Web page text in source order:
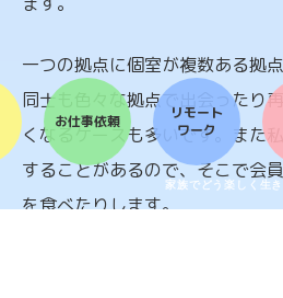
一つの拠点に個室が複数ある拠
同士も色々な拠点で出会ったり
くなるケースも多いです。また
することがあるので、そこで会
を食べたりします。
お仕事依頼
リモート
ワーク
家族でどう楽しく生